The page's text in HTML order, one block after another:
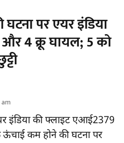
पर एयर इंडिया
और 4 क्रू घायल; 5 को
इंडिया की फ्लाइट एआई2379
कम होने की घटना पर